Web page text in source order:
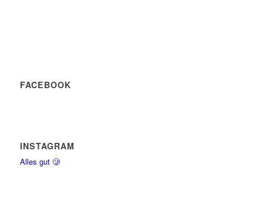
FACEBOOK
INSTAGRAM
Alles gut 🥲